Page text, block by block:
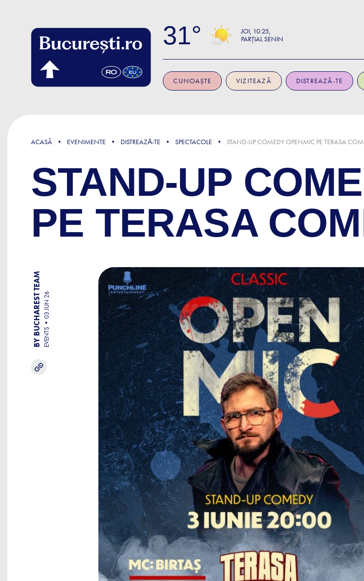
31 JOI 10:25
PARȚIAL SENIN
CUNOAȘTE VIZITEAZĂ DISTREAZĂ-TE
ACASĂ EVENIMENTE DISTREAZǍ-TE SPECTACOLE STAND-UP COMEDY OPENMIC PE TERASA
STAND-UP
PE TERASA
BY BUCHAREST TEAM EVENTS
03 JUN 26